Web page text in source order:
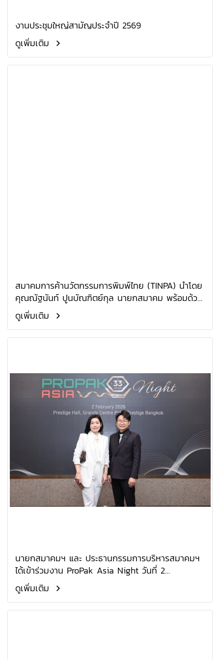
งานประชุมใหญ่สามัญประจำปี 2569
ดูเพิ่มเติม
สมาคมการค้านวัตกรรมการพิมพ์ไทย (TINPA) นำโดย
คุณณัฐนันท์ ปูนบัณฑิตย์กุล นายกสมาคม พร้อมด้วย
กรรมการบริหารสมาคม ได้เข้าร่วมพิธีเปิดงาน
PrintTech & Signage Expo 2026 และ Garment
Screen & Embroidery Expo 2026 ซึ่งจัดขึ้นระหว่าง
ดูเพิ่มเติม
นายกสมาคมฯ และ ประธานกรรมการบริหารสมาคมฯ
ได้เข้าร่วมงาน ProPak Asia Night วันที่ 2
กุมภาพันธ์ 2569 ณ ห้อง Prestige Hall โรงแรมแก
รนด์ เซนเตอร์ พอยต์ เพรสทีจ
ดูเพิ่มเติม